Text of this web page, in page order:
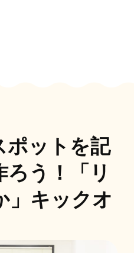
ポットを記
ろう！「リ
」キックオ